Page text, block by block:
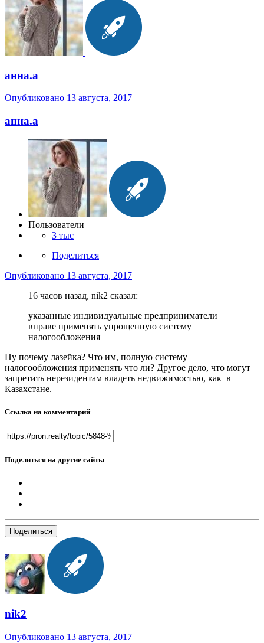
анна.a
Опубликовано 13 августа, 2017
анна.a
Пользователи
3 тыс
Поделиться
Опубликовано 13 августа, 2017
16 часов назад, nik2 сказал:
указанные индивидуальные предприниматели
вправе применять упрощенную систему
налогообложения
Ну почему лазейка? Что им, полную систему
налогообложения применять что ли? Другое дело, что могут
запретить нерезидентам владеть недвижимостью, как в
Казахстане.
Ссылка на комментарий
Поделиться на другие сайты
Поделиться
nik2
Опубликовано 13 августа, 2017